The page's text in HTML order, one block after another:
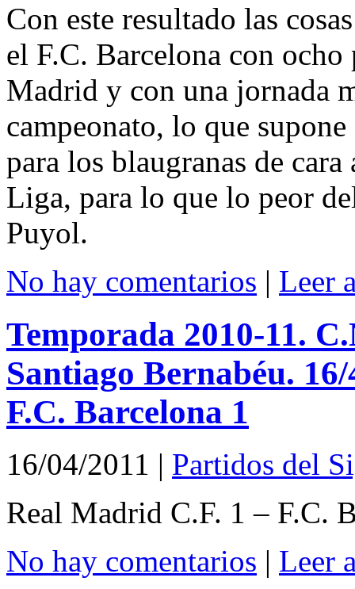
Con este resultado las
el F.C. Barcelona con
Madrid y con una jornada
campeonato, lo que supone
para los blaugranas de
Liga, para lo que lo peor
Puyol.
No hay comentarios | Leer
Temporada 2010-11.
Santiago Bernabéu.
F.C. Barcelona 1
16/04/2011 | Partidos del
Real Madrid C.F. 1 – F.C.
No hay comentarios | Leer